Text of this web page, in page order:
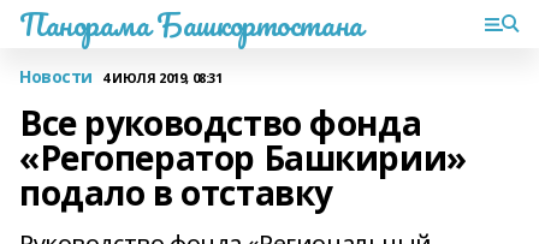
Панорама Башкортостана
Новости 4 ИЮЛЯ 2019, 08:31
Все руководство фонда
«Регоператор Башкирии»
подало в отставку